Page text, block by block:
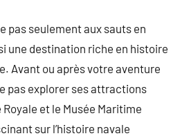
pas seulement aux sauts en
une destination riche en histoire
Avant ou après votre aventure
pas explorer ses attractions
et le Musée Maritime
sur l’histoire navale